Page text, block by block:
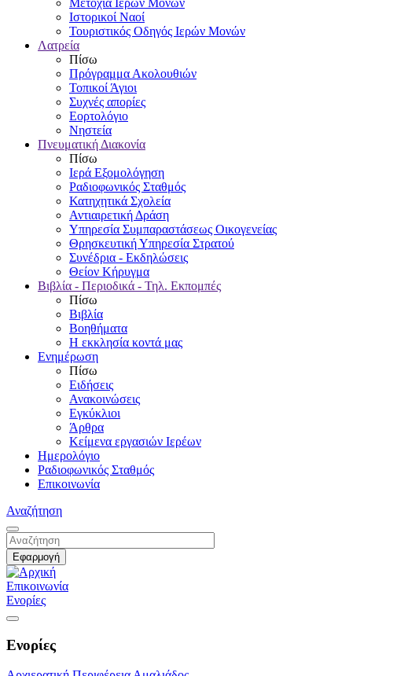
Ιστορικοί Ναοί
Τουριστικός Οδηγός Ιερών Μονών
Λατρεία
Πίσω
Πρόγραμμα Ακολουθιών
Τοπικοί Άγιοι
Συχνές απορίες
Εορτολόγιο
Νηστεία
Πνευματική Διακονία
Πίσω
Ιερά Εξομολόγηση
Ραδιοφωνικός Σταθμός
Κατηχητικά Σχολεία
Αντιαιρετική Δράση
Υπηρεσία Συμπαραστάσεως Οικογενείας
Θρησκευτική Υπηρεσία Στρατού
Συνέδρια - Εκδηλώσεις
Θείον Κήρυγμα
Βιβλία - Περιοδικά - Τηλ. Εκπομπές
Πίσω
Βιβλία
Βοηθήματα
Η εκκλησία κοντά μας
Ενημέρωση
Πίσω
Ειδήσεις
Ανακοινώσεις
Εγκύκλιοι
Άρθρα
Κείμενα εργασιών Ιερέων
Ημερολόγιο
Ραδιοφωνικός Σταθμός
Επικοινωνία
Αναζήτηση
Επικοινωνία
Ενορίες
Ενορίες